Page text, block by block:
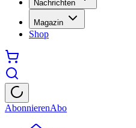
Nachrichten
Magazin
Shop
AbonnierenAbo